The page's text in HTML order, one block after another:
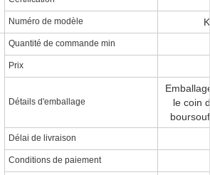
Numéro de modèle
Quantité de commande min
Prix
Détails d'emballage
le coin
Délai de livraison
Conditions de paiement